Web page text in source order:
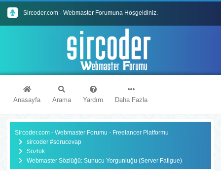
Sircoder.com - Webmaster Forumuna Hoşgeldiniz.
Sircoder.com Webmaster Forumu Kuralları
Anasayfa Arama Yardım Daha Fazla
Sircoder.com - Webmaster Forumu - Freelancer Platformu
sircoder #sorucevap
Sözlük
Webmaster Sözlüğü: Sunucu Yorgunluğu (Server Fatigue)